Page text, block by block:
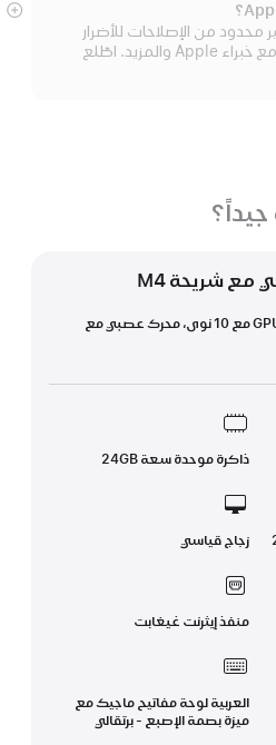
من الإصلاحات للأضرار
العرضية، وأولوية التواصل مع خبراء Apple والمزيد. اطّلع
وحدة CPU مع 10 نوى، وحدة GPU مع 10 نوى، محرك عصبي مع
ذاكرة موحدة سعة 24GB
زجاج قياسي
منفذ إيثرنت غيغابت
العربية لوحة مفاتيح ماجيك مع
ميزة بصمة الإصبع - برتقالي